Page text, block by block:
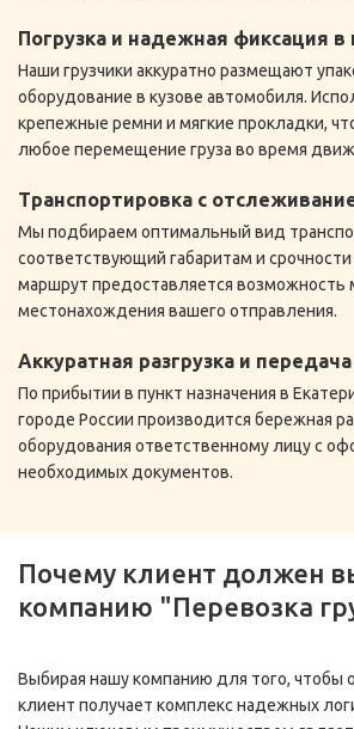
Погрузка и надежная фиксация в
Наши грузчики аккуратно размещают
оборудование в кузове автомобиля.
крепежные ремни и мягкие прокладки,
любое перемещение груза во время
Транспортировка с
Мы подбираем оптимальный вид
соответствующий габаритам и срочности
маршрут предоставляется возможность
местонахождения вашего отправления.
Аккуратная разгрузка и
По прибытии в пункт назначения в
городе России производится бережная
оборудования ответственному лицу с
необходимых документов.
Почему клиент должен
компанию "Перевозка
Выбирая нашу компанию для того, чтобы
клиент получает комплекс надежных